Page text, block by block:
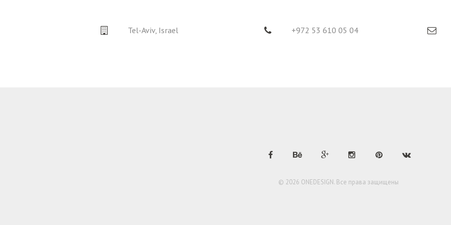
Tel-Aviv, Israel +972 53 610 05 04
© 2026 ONEDESIGN. Все права защищены